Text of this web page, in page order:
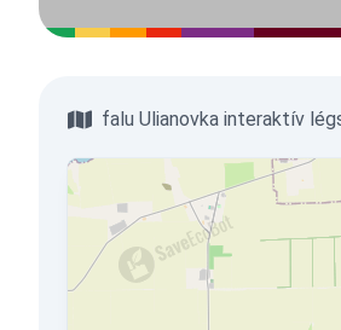
falu Ulianovka interaktív